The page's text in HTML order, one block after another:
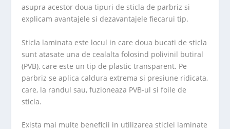
asupra acestor doua tipuri de sticla de parbriz si
explicam avantajele si dezavantajele fiecarui tip.
Sticla laminata este locul in care doua bucati de sticla
sunt atasate una de cealalta folosind polivinil butiral
(PVB), care este un tip de plastic transparent. Pe
parbriz se aplica caldura extrema si presiune ridicata,
care, la randul sau, fuzioneaza PVB-ul si foile de
sticla.
Exista mai multe beneficii in utilizarea sticlei laminate